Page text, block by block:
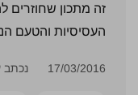
זה מתכון שחוזרים
העסיסיות והטעם
17/03/2016 נכתב